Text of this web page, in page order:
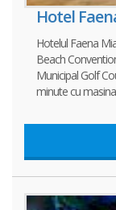
Hotel
Hotelul Faena
Beach
Municipal Golf
minute cu masina